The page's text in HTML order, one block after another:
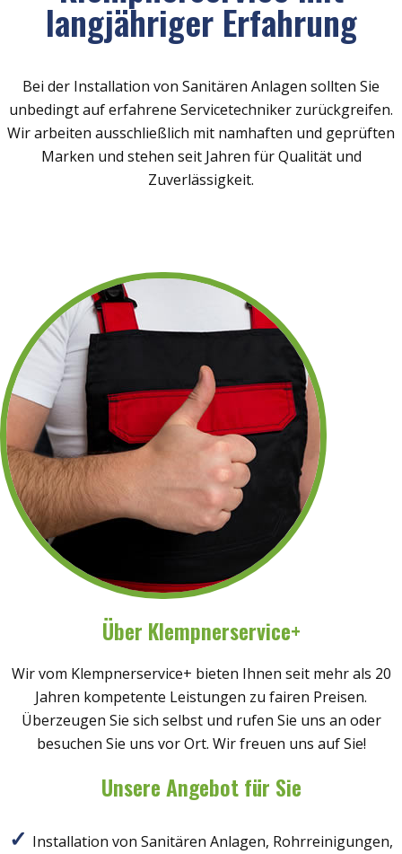
langjähriger Erfahrung
Bei der Installation von Sanitären Anlagen sollten Sie
unbedingt auf erfahrene Servicetechniker zurückgreifen.
Wir arbeiten ausschließlich mit namhaften und geprüften
Marken und stehen seit Jahren für Qualität und
Zuverlässigkeit.
Über Klempnerservice+
Wir vom Klempnerservice+ bieten Ihnen seit mehr als 20
Jahren kompetente Leistungen zu fairen Preisen.
Überzeugen Sie sich selbst und rufen Sie uns an oder
besuchen Sie uns vor Ort. Wir freuen uns auf Sie!
Unsere Angebot für Sie
Installation von Sanitären Anlagen, Rohrreinigungen,